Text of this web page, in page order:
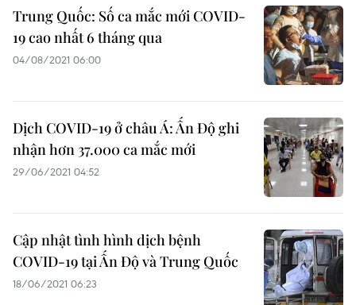
Trung Quốc: Số ca mắc mới COVID-
19 cao nhất 6 tháng qua
04/08/2021 06:00
Dịch COVID-19 ở châu Á: Ấn Độ ghi
nhận hơn 37.000 ca mắc mới
29/06/2021 04:52
Cập nhật tình hình dịch bệnh
COVID-19 tại Ấn Độ và Trung Quốc
18/06/2021 06:23